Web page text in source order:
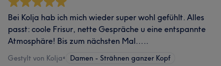
Bei Kolja hab ich mich wieder super wohl gefühlt. Alles
passt: coole Frisur, nette Gespräche u eine entspannte
Atmosphäre! Bis zum nächsten Mal…..
Gestylt von Kolja• Damen - Strähnen ganzer Kopf